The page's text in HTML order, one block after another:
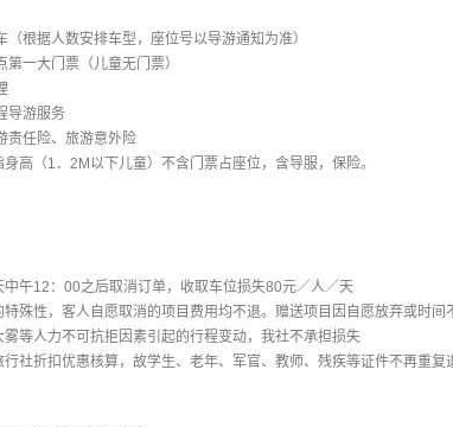
（根据人数安排车型，座位号以导游通知为准）
第一大门票（儿童无门票）
导游服务
责任险、旅游意外险
高（1．2M以下儿童）不含门票占座位，含导服，保险。
中午12：00之后取消订单，收取车位损失80元／人／天
特殊性，客人自愿取消的项目费用均不退。赠送项目因自愿放弃
等人力不可抗拒因素引起的行程变动，我社不承担损失
社折扣优惠核算，故学生、老年、军官、教师、残疾等证件不再重复